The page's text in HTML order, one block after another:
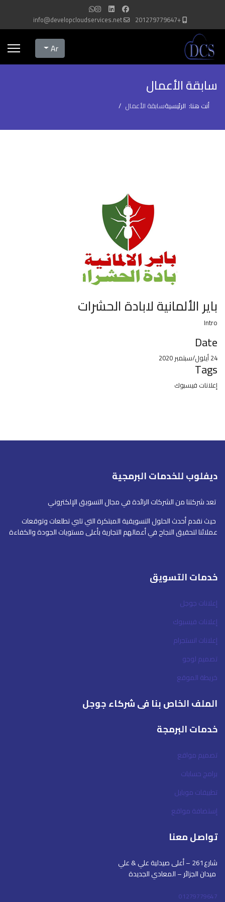
+201279779647
info@developcloudservices.net
Select your language
Ar
سابقة الأعمال
أنت هنا: الرئيسيةسابقة الأعمال
باير الألمانية لابادة الحشرات
Intro
Date
24 أيلول/سبتمبر 2020
Tags
إعلانات فيسبوك
ديفلوب للخدمات البرمجية
تعد شركتنا من الشركات الرائدة في مجال التسويق الإلكتروني
حيث نقدم أحدث الحلول التسويقية المبتكرة التي تلبي تطلعات وتوقعات
عملائنا لتحقيق النجاح في أعمالهم التجارية بأعلى مستويات الجودة والكفاءة
خدمات التسويق
إعلانات جوجل
إعلانات فيسبوك
إعلانات انستجرام
تصميم لوجو
خريطة الموقع
الملف الخاص بنا فى شركاء جوجل
خدمات البرمجة
تصميم مواقع
برامج حسابات
تطبيقات موبايل
إستضافة مواقع
تواصل معنا
شارع261 – أعلى صيدلية علي & علي
ميدان الجزائر – المعادي الجديدة
01279779647